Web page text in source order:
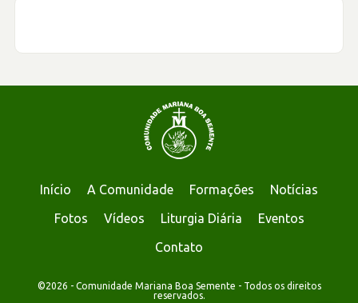
Início A Comunidade Formações
Notícias
Fotos
Vídeos Liturgia Diária
Eventos
Contato
©2026 - Comunidade Mariana Boa Semente - Todos os direitos
reservados.